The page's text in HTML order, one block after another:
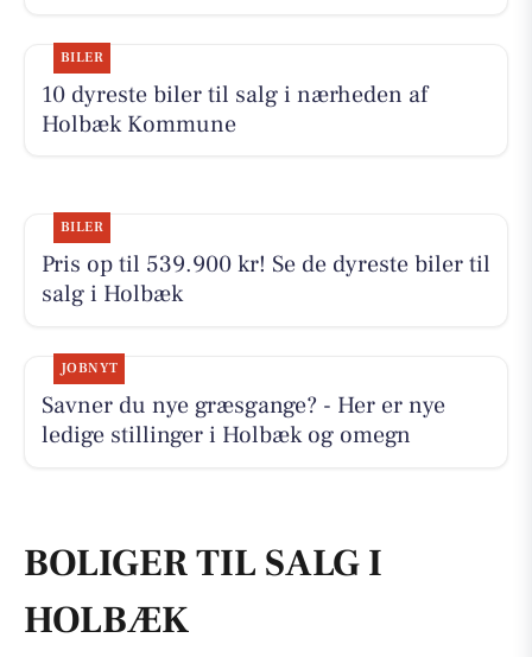
BILER
10 dyreste biler til salg i nærheden af
Holbæk Kommune
BILER
Pris op til 539.900 kr! Se de dyreste biler til
salg i Holbæk
JOBNYT
Savner du nye græsgange? - Her er nye
ledige stillinger i Holbæk og omegn
BOLIGER TIL SALG I
HOLBÆK